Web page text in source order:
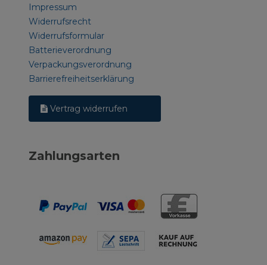
Impressum
Widerrufsrecht
Widerrufsformular
Batterieverordnung
Verpackungsverordnung
Barrierefreiheitserklärung
Vertrag widerrufen
Zahlungsarten